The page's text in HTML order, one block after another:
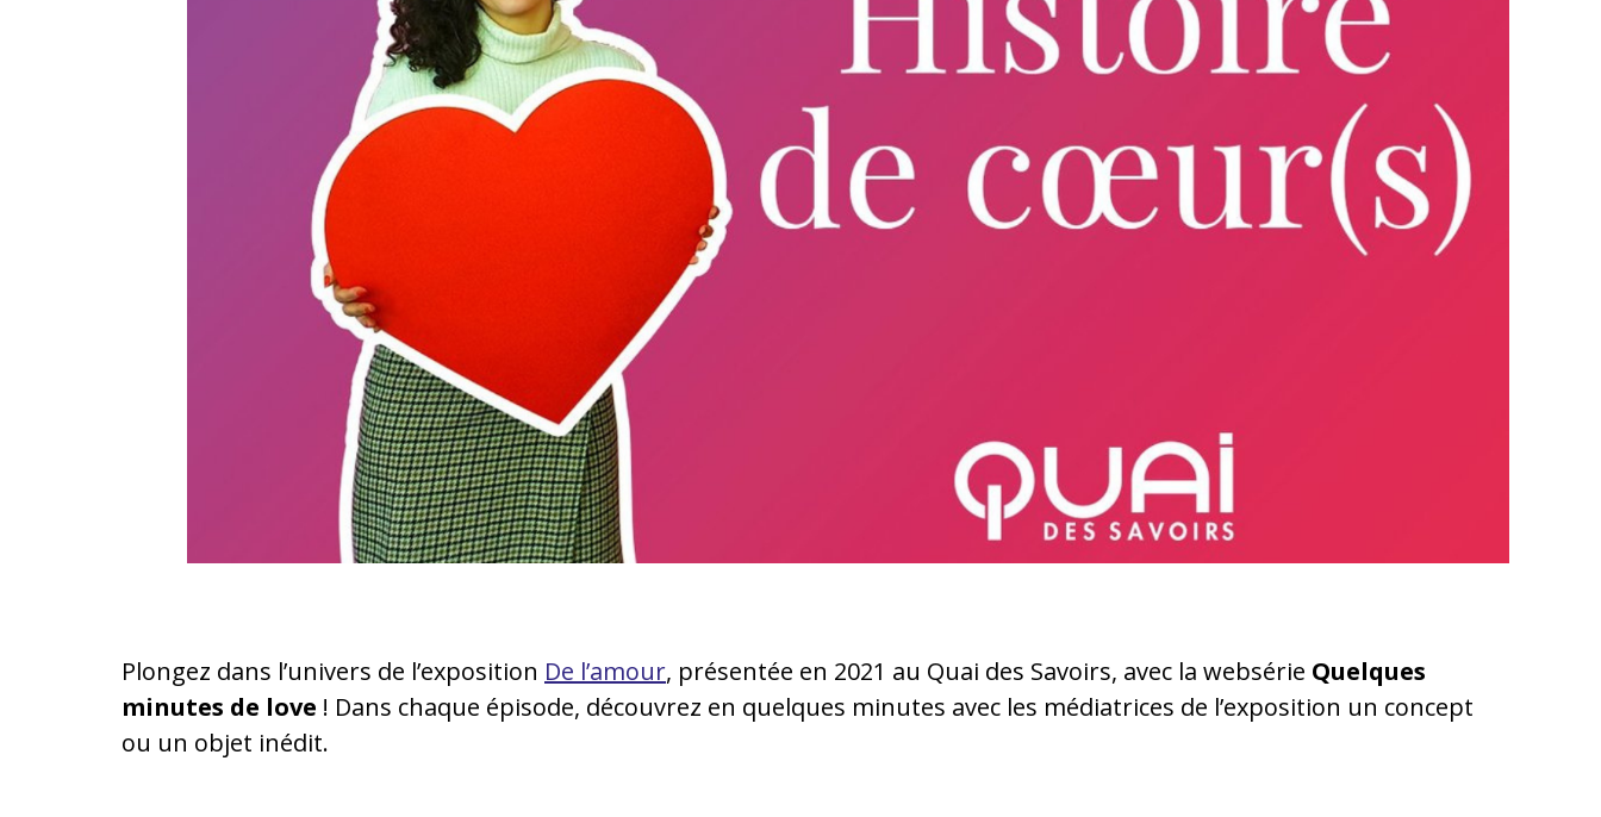
Plongez dans l’univers de l’exposition De l’amour, présentée en 2021 au Quai des Savoirs, avec la websérie Quelques
minutes de love ! Dans chaque épisode, découvrez en quelques minutes avec les médiatrices de l’exposition un concept
ou un objet inédit.